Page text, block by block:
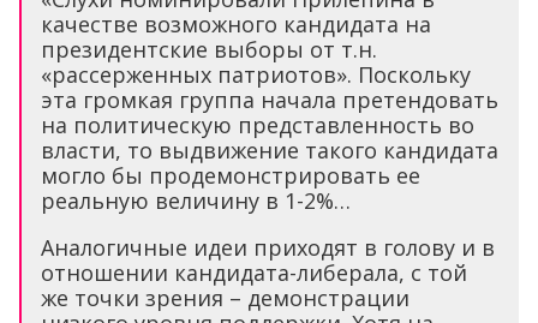
качестве возможного кандидата на
президентские выборы от т.н.
«рассерженных патриотов». Поскольку
эта громкая группа начала претендовать
на политическую представленность во
власти, то выдвижение такого кандидата
могло бы продемонстрировать ее
реальную величину в 1-2%…
Аналогичные идеи приходят в голову и в
отношении кандидата-либерала, с той
же точки зрения – демонстрации